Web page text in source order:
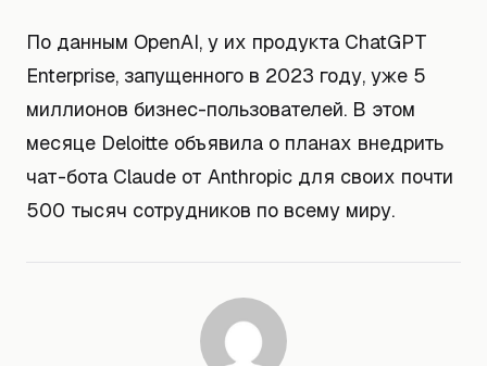
По данным OpenAI, у их продукта ChatGPT
Enterprise, запущенного в 2023 году, уже 5
миллионов бизнес-пользователей. В этом
месяце Deloitte объявила о планах внедрить
чат-бота Claude от Anthropic для своих почти
500 тысяч сотрудников по всему миру.